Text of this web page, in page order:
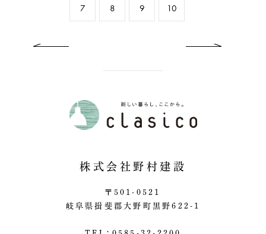
7 8 9 10
株式会社野村建設
〒501-0521
岐阜県揖斐郡大野町黒野622-1